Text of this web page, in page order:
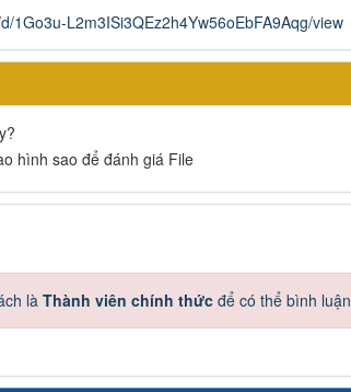
1Go3u-L2m3ISi3QEz2h4Yw56oEbFA9Aqg/view
hình sao để đánh giá File
là Thành viên chính thức để có thể bình luận